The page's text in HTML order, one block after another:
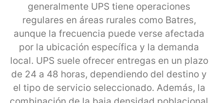
generalmente UPS tiene operaciones
regulares en áreas rurales como Batres,
aunque la frecuencia puede verse afectada
por la ubicación específica y la demanda
local. UPS suele ofrecer entregas en un plazo
de 24 a 48 horas, dependiendo del destino y
el tipo de servicio seleccionado. Además, la